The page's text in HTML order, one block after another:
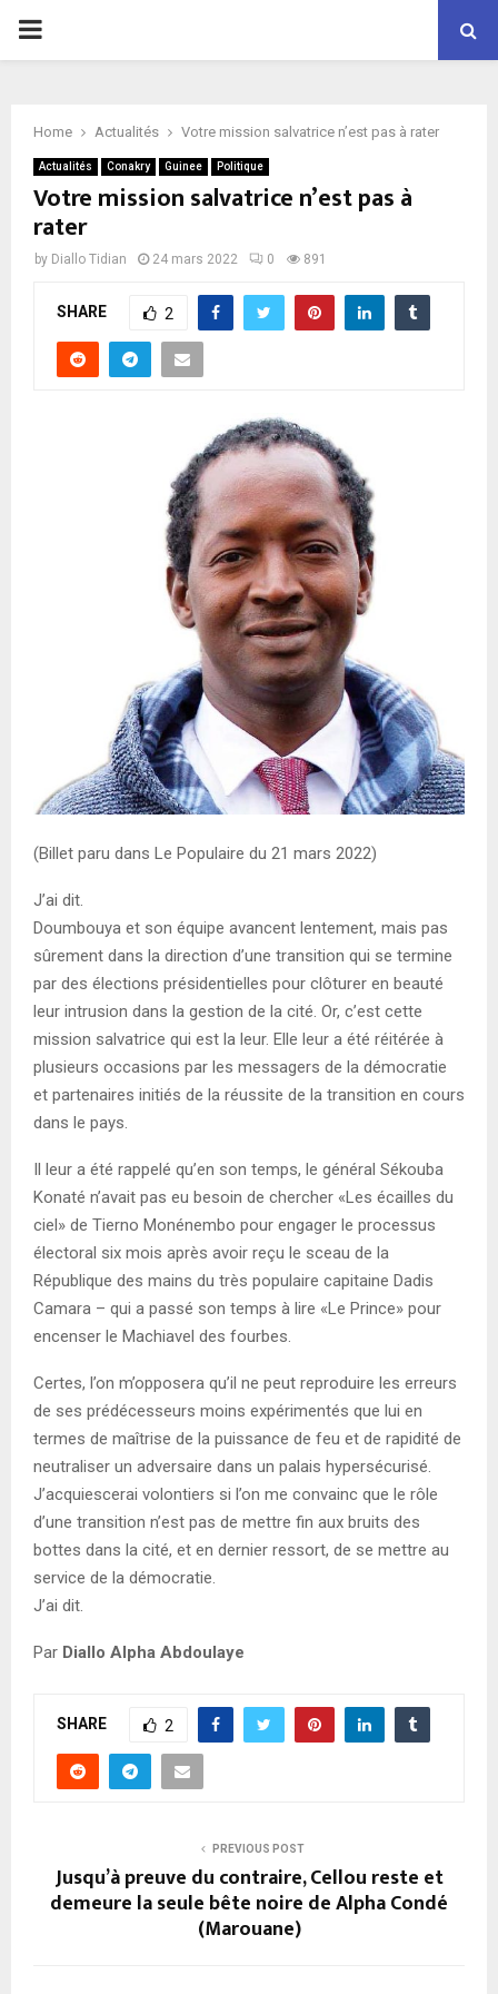
P
M
A
Home Actualités Votre mission salvatrice n’est pas à rater
Actualités Conakry Guinee Politique
Votre mission salvatrice n’est pas à
rater
by Diallo Tidian 24 mars 2022 0 891
SHARE 2
(Billet paru dans Le Populaire du 21 mars 2022)
J’ai dit.
Doumbouya et son équipe avancent lentement, mais pas
sûrement dans la direction d’une transition qui se termine
par des élections présidentielles pour clôturer en beauté
leur intrusion dans la gestion de la cité. Or, c’est cette
mission salvatrice qui est la leur. Elle leur a été réitérée à
plusieurs occasions par les messagers de la démocratie
et partenaires initiés de la réussite de la transition en cours
dans le pays.
Il leur a été rappelé qu’en son temps, le général Sékouba
Konaté n’avait pas eu besoin de chercher «Les écailles du
ciel» de Tierno Monénembo pour engager le processus
électoral six mois après avoir reçu le sceau de la
République des mains du très populaire capitaine Dadis
Camara – qui a passé son temps à lire «Le Prince» pour
encenser le Machiavel des fourbes.
Certes, l’on m’opposera qu’il ne peut reproduire les erreurs
de ses prédécesseurs moins expérimentés que lui en
termes de maîtrise de la puissance de feu et de rapidité de
neutraliser un adversaire dans un palais hypersécurisé.
J’acquiescerai volontiers si l’on me convainc que le rôle
d’une transition n’est pas de mettre fin aux bruits des
bottes dans la cité, et en dernier ressort, de se mettre au
service de la démocratie.
J’ai dit.
Par Diallo Alpha Abdoulaye
SHARE 2
PREVIOUS POST
Jusqu’à preuve du contraire, Cellou reste et
demeure la seule bête noire de Alpha Condé
(Marouane)